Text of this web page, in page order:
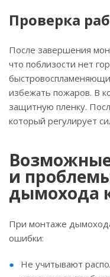
Проверка
После завершения
что поблизости нет
избежать пожаров. В
защитную пленку.
который регулирует
и
дымохода
При монтаже
ошибки:
Не учитывают